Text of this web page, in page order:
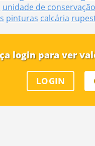
unidade de conservação
pinturas calcária
login para ver
LOGIN